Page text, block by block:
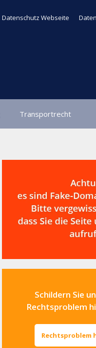
Datenschutz Webseite
Transportrecht
Schildern Sie
Rechtsproblem
Rechtsproblem